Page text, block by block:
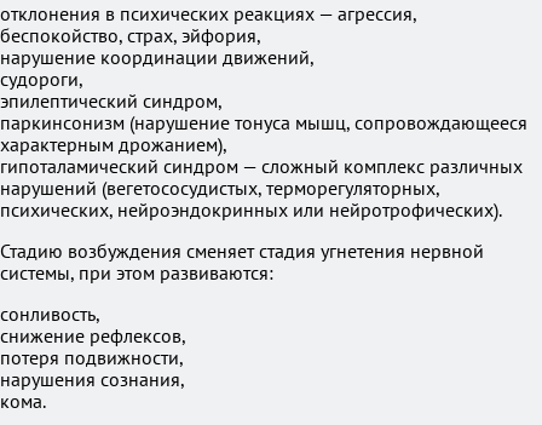
отклонения в психических реакциях — агрессия,
беспокойство, страх, эйфория,
нарушение координации движений,
судороги,
эпилептический синдром,
паркинсонизм (нарушение тонуса мышц, сопровождающееся
характерным дрожанием),
гипоталамический синдром — сложный комплекс различных
нарушений (вегетососудистых, терморегуляторных,
психических, нейроэндокринных или нейротрофических).
Стадию возбуждения сменяет стадия угнетения нервной
системы, при этом развиваются:
сонливость,
снижение рефлексов,
потеря подвижности,
нарушения сознания,
кома.